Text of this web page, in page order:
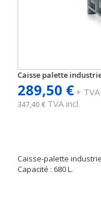
Caisse palette
289,50 €+ TVA
347,40 € TVA incl.
Caisse-palette
Capacité : 680 L.